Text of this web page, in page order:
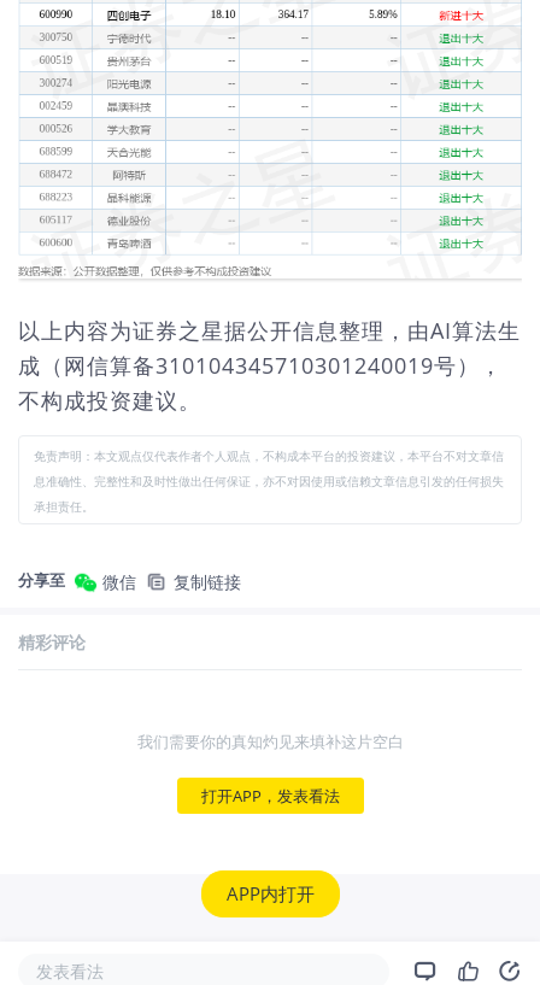
以上内容为证券之星据公开信息整理，由AI算法生
成（网信算备310104345710301240019号），
不构成投资建议。
免责声明：本文观点仅代表作者个人观点，不构成本平台的投资建议，本平台不对文章信
息准确性、完整性和及时性做出任何保证，亦不对因使用或信赖文章信息引发的任何损失
承担责任。
分享至 微信 复制链接
精彩评论
我们需要你的真知灼见来填补这片空白
打开APP，发表看法
APP内打开
发表看法